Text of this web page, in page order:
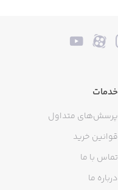
خدمات
پرسش‌های متداول
قوانین خرید
تماس با ما
درباره ما